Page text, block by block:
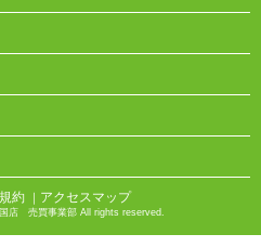
約 ｜ アクセスマップ
店 売買事業部 All rights reserved.